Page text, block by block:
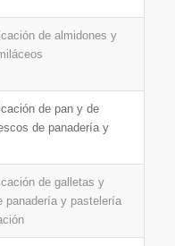
de almidones y
de pan y de
de panadería y
de galletas y
panadería y pastelería